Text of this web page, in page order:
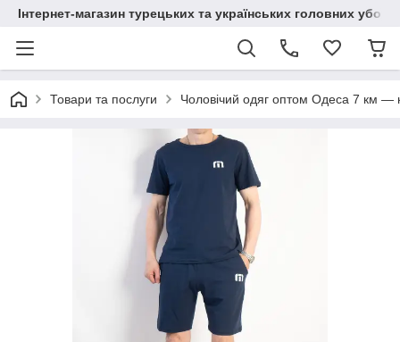
Інтернет-магазин турецьких та українських головних
Товари та послуги Чоловічий одяг оптом Одеса 7 км —